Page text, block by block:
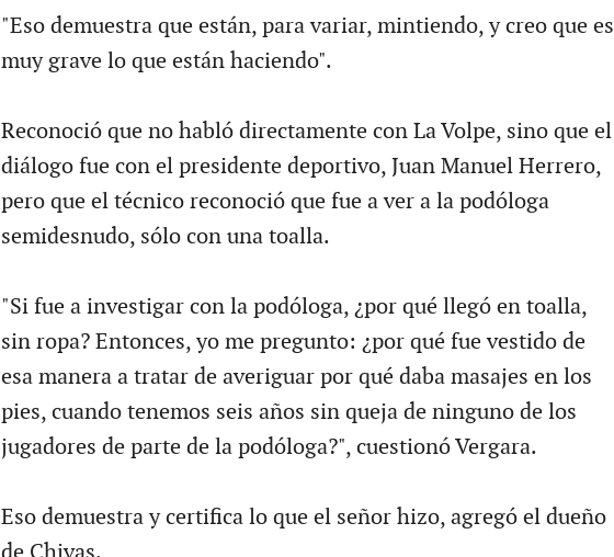
"Eso demuestra que están, para variar, mintiendo, y creo que es
muy grave lo que están haciendo".
Reconoció que no habló directamente con La Volpe, sino que el
diálogo fue con el presidente deportivo, Juan Manuel Herrero,
pero que el técnico reconoció que fue a ver a la podóloga
semidesnudo, sólo con una toalla.
"Si fue a investigar con la podóloga, ¿por qué llegó en toalla,
sin ropa? Entonces, yo me pregunto: ¿por qué fue vestido de
esa manera a tratar de averiguar por qué daba masajes en los
pies, cuando tenemos seis años sin queja de ninguno de los
jugadores de parte de la podóloga?", cuestionó Vergara.
Eso demuestra y certifica lo que el señor hizo, agregó el dueño